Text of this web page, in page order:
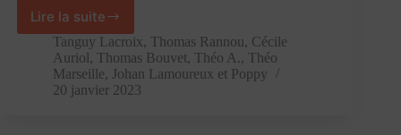
Lire la suite
La
France
entière
se
soulève
Tanguy Lacroix, Thomas Rannou, Cécile
Auriol, Thomas Bouvet, Théo A., Théo
Marseille, Johan Lamoureux et Poppy
20 janvier 2023